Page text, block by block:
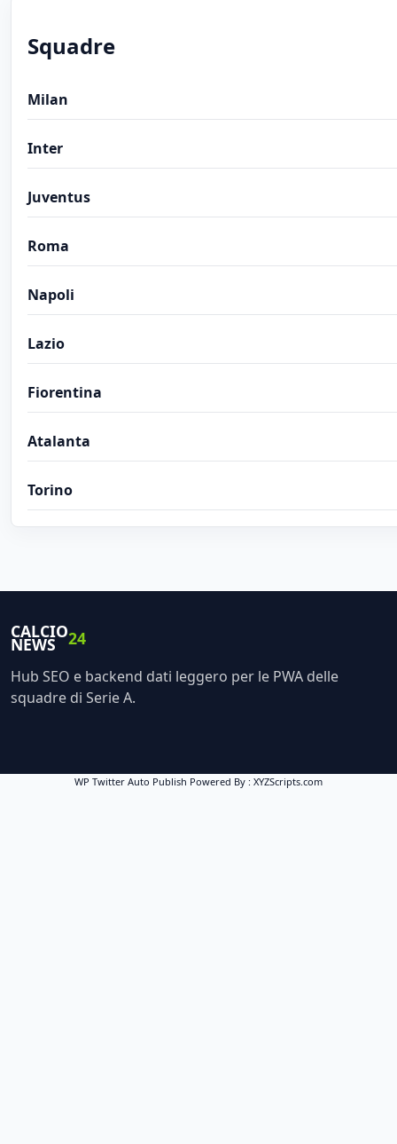
Squadre
Milan
Inter
Juventus
Roma
Napoli
Lazio
Fiorentina
Atalanta
Torino
CALCIO
NEWS 24
Hub SEO e backend dati leggero per le PWA delle
squadre di Serie A.
WP Twitter Auto Publish Powered By : XYZScripts.com